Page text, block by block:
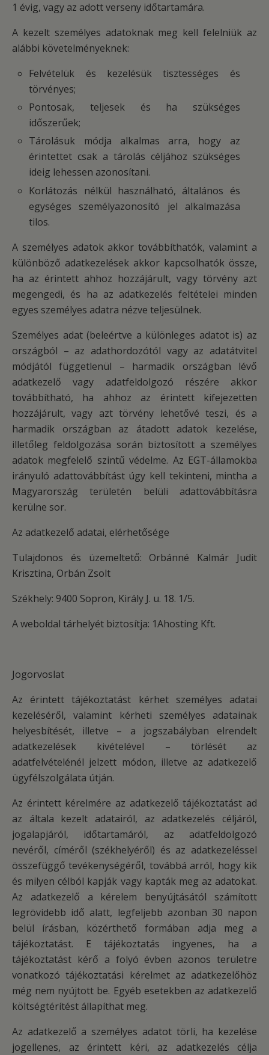
1 évig, vagy az adott verseny időtartamára.
A kezelt személyes adatoknak meg kell felelniük az
alábbi követelményeknek:
Felvételük és kezelésük tisztességes és
törvényes;
Pontosak, teljesek és ha szükséges
időszerűek;
Tárolásuk módja alkalmas arra, hogy az
érintettet csak a tárolás céljához szükséges
ideig lehessen azonosítani.
Korlátozás nélkül használható, általános és
egységes személyazonosító jel alkalmazása
tilos.
A személyes adatok akkor továbbíthatók, valamint a
különböző adatkezelések akkor kapcsolhatók össze,
ha az érintett ahhoz hozzájárult, vagy törvény azt
megengedi, és ha az adatkezelés feltételei minden
egyes személyes adatra nézve teljesülnek.
Személyes adat (beleértve a különleges adatot is) az
országból – az adathordozótól vagy az adatátvitel
módjától függetlenül – harmadik országban lévő
adatkezelő vagy adatfeldolgozó részére akkor
továbbítható, ha ahhoz az érintett kifejezetten
hozzájárult, vagy azt törvény lehetővé teszi, és a
harmadik országban az átadott adatok kezelése,
illetőleg feldolgozása során biztosított a személyes
adatok megfelelő szintű védelme. Az EGT-államokba
irányuló adattovábbítást úgy kell tekinteni, mintha a
Magyarország területén belüli adattovábbításra
kerülne sor.
Az adatkezelő adatai, elérhetősége
Tulajdonos és üzemeltető: Orbánné Kalmár Judit
Krisztina, Orbán Zsolt
Székhely: 9400 Sopron, Király J. u. 18. 1/5.
A weboldal tárhelyét biztosítja: 1Ahosting Kft.
Jogorvoslat
Az érintett tájékoztatást kérhet személyes adatai
kezeléséről, valamint kérheti személyes adatainak
helyesbítését, illetve – a jogszabályban elrendelt
adatkezelések kivételével – törlését az
adatfelvételénél jelzett módon, illetve az adatkezelő
ügyfélszolgálata útján.
Az érintett kérelmére az adatkezelő tájékoztatást ad
az általa kezelt adatairól, az adatkezelés céljáról,
jogalapjáról, időtartamáról, az adatfeldolgozó
nevéről, címéről (székhelyéről) és az adatkezeléssel
összefüggő tevékenységéről, továbbá arról, hogy kik
és milyen célból kapják vagy kapták meg az adatokat.
Az adatkezelő a kérelem benyújtásától számított
legrövidebb idő alatt, legfeljebb azonban 30 napon
belül írásban, közérthető formában adja meg a
tájékoztatást. E tájékoztatás ingyenes, ha a
tájékoztatást kérő a folyó évben azonos területre
vonatkozó tájékoztatási kérelmet az adatkezelőhöz
még nem nyújtott be. Egyéb esetekben az adatkezelő
költségtérítést állapíthat meg.
Az adatkezelő a személyes adatot törli, ha kezelése
jogellenes, az érintett kéri, az adatkezelés célja